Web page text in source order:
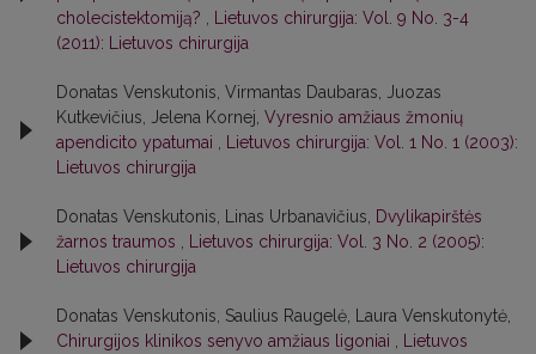
cholecistektomiją?
Lietuvos chirurgija: Vol. 9 No. 3-4
(2011): Lietuvos chirurgija
Donatas Venskutonis, Virmantas Daubaras, Juozas
Kutkevičius, Jelena Kornej, Vyresnio amžiaus žmonių
apendicito ypatumai
Lietuvos chirurgija: Vol. 1 No. 1 (2003):
Lietuvos chirurgija
Donatas Venskutonis, Linas Urbanavičius,
Dvylikapirštės
žarnos traumos
Lietuvos chirurgija: Vol. 3 No. 2 (2005):
Lietuvos chirurgija
Donatas Venskutonis, Saulius Raugelė, Laura Venskutonytė,
Chirurgijos klinikos senyvo amžiaus ligoniai
Lietuvos